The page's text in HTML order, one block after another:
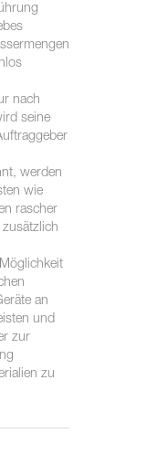
nach
seine
werden
wie
rascher
an
und
zur
zu